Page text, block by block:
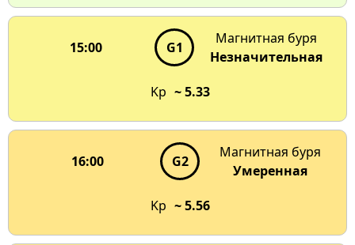
15:00 G1
Магнитная буря
Незначительная
Kp ~ 5.33
16:00 G2
Магнитная буря
Умеренная
Kp ~ 5.56